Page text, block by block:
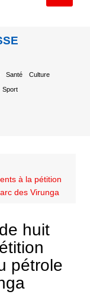
Santé Culture
Sport
à la pétition
des Virunga
huit
pétrole